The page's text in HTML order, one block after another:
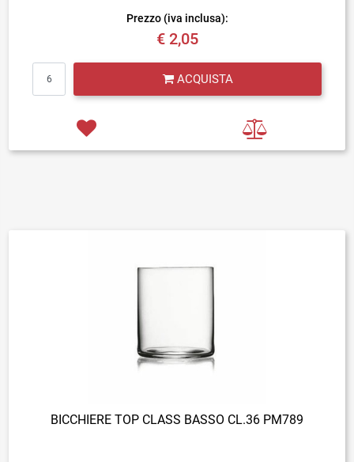
Prezzo (iva inclusa):
€ 2,05
ACQUISTA
BICCHIERE TOP CLASS BASSO CL.36 PM789